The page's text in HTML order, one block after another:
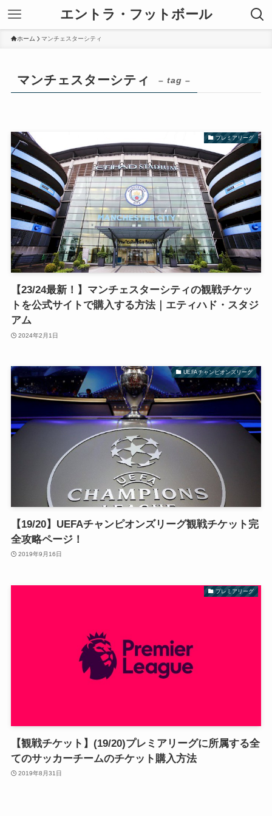
エントラ・フットボール
ホーム マンチェスターシティ
マンチェスターシティ – tag –
プレミアリーグ
【23/24最新！】マンチェスターシティの観戦チケッ
トを公式サイトで購入する方法｜エティハド・スタジ
アム
2024年2月1日
UEFAチャンピオンズリーグ
【19/20】UEFAチャンピオンズリーグ観戦チケット完
全攻略ページ！
2019年9月16日
プレミアリーグ
【観戦チケット】(19/20)プレミアリーグに所属する全
てのサッカーチームのチケット購入方法
2019年8月31日